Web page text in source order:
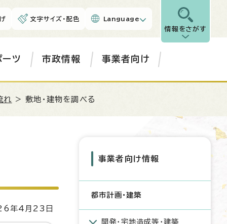
文字サイズ・配色 Language
情報をさがす
ーツ 市政情報 事業者向け
れ > 敷地・建物を調べる
年4月23日
事業者向け情報
都市計画・建築
開発・宅地造成等・建築